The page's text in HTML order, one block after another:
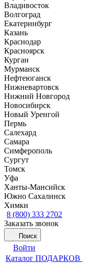
Владивосток
Волгоград
Екатеринбург
Казань
Краснодар
Красноярск
Курган
Мурманск
Нефтеюганск
Нижневартовск
Нижний Новгород
Новосибирск
Новый Уренгой
Пермь
Салехард
Самара
Симферополь
Сургут
Томск
Уфа
Ханты-Мансийск
Южно Сахалинск
Химки
8 (800) 333 2702
Заказать звонок
Поиск
Войти
Каталог ПОДАРКОВ